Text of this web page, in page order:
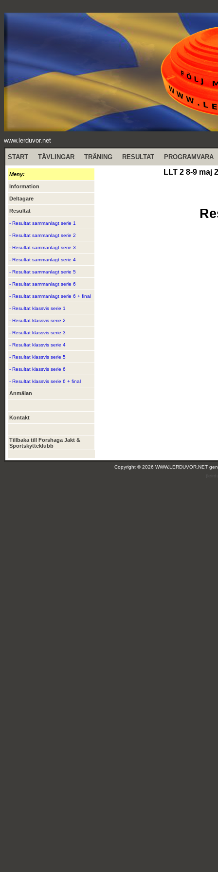
www.lerduvor.net
START TÄVLINGAR TRÄNING RESULTAT PROGRAMVARA
Meny:
Information
Deltagare
Resultat
- Resultat sammanlagt serie 1
- Resultat sammanlagt serie 2
- Resultat sammanlagt serie 3
- Resultat sammanlagt serie 4
- Resultat sammanlagt serie 5
- Resultat sammanlagt serie 6
- Resultat sammanlagt serie 6 + final
- Resultat klassvis serie 1
- Resultat klassvis serie 2
- Resultat klassvis serie 3
- Resultat klassvis serie 4
- Resultat klassvis serie 5
- Resultat klassvis serie 6
- Resultat klassvis serie 6 + final
Anmälan
Kontakt
Tillbaka till Forshaga Jakt &
Sportskytteklubb
LLT 2 8-9 maj
Copyright © 2026 WWW.LERDUVOR.NET